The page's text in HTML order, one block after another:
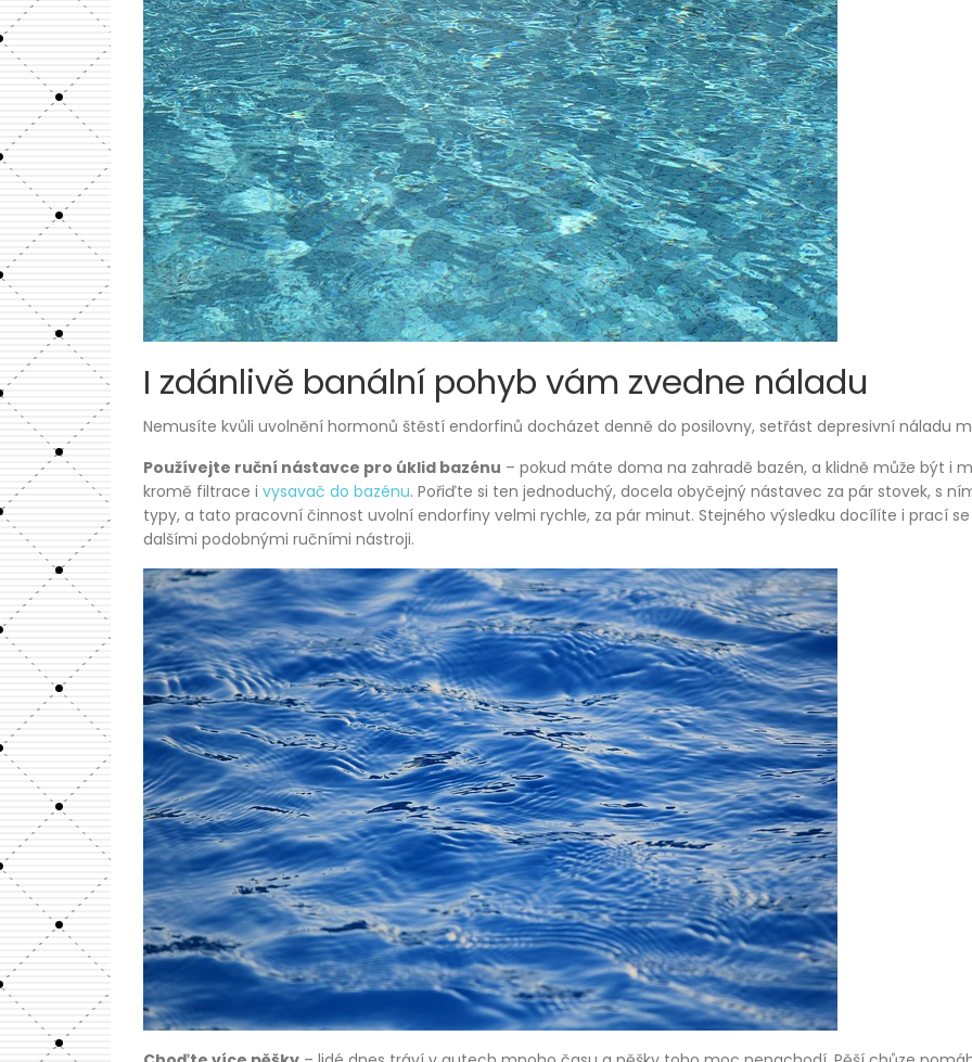
I zdánlivě banální pohyb vám zvedne náladu
Nemusíte kvůli uvolnění hormonů štěstí endorfinů docházet denně do posilovny, setřást depresivní náladu
Používejte ruční nástavce pro úklid bazénu – pokud máte doma na zahradě bazén, a klidně může být i
kromě filtrace i vysavač do bazénu. Pořiďte si ten jednoduchý, docela obyčejný nástavec za pár stovek, s
typy, a tato pracovní činnost uvolní endorfiny velmi rychle, za pár minut. Stejného výsledku docílíte i prací
dalšími podobnými ručními nástroji.